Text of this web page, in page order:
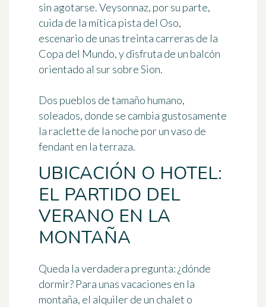
sin agotarse. Veysonnaz, por su parte,
cuida de la mítica pista del Oso,
escenario de unas treinta carreras de la
Copa del Mundo, y disfruta de un balcón
orientado al sur sobre Sion.
Dos pueblos de tamaño humano,
soleados, donde se cambia gustosamente
la raclette de la noche por un vaso de
fendant en la terraza.
UBICACIÓN O HOTEL:
EL PARTIDO DEL
VERANO EN LA
MONTAÑA
Queda la verdadera pregunta: ¿dónde
dormir? Para unas vacaciones en la
montaña, el alquiler de un chalet o